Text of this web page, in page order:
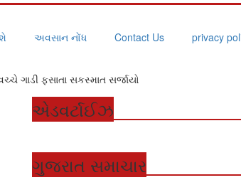
અવસાન નોંધ Contact Us privacy
ગાડી ફસાતા સકસ્માત સર્જાયો
એડવર્ટાઈઝ
ગુજરાત સમાચાર